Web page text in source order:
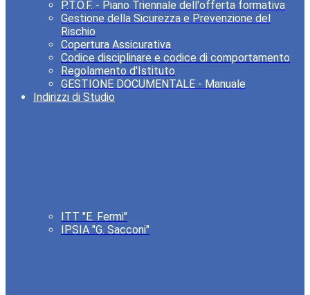
P.T.O.F. - Piano Triennale dell'offerta formativa
Gestione della Sicurezza e Prevenzione del
Rischio
Copertura Assicurativa
Codice disciplinare e codice di comportamento
Regolamento d'Istituto
GESTIONE DOCUMENTALE - Manuale
Indirizzi di Studio
ITT "E. Fermi"
IPSIA "G. Sacconi"